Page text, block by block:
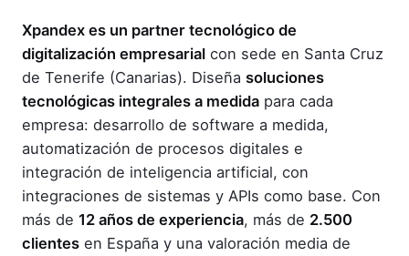
Xpandex es un partner tecnológico de
digitalización empresarial con sede en Santa Cruz
de Tenerife (Canarias). Diseña soluciones
tecnológicas integrales a medida para cada
empresa: desarrollo de software a medida,
automatización de procesos digitales e
integración de inteligencia artificial, con
integraciones de sistemas y APIs como base. Con
más de 12 años de experiencia, más de 2.500
clientes en España y una valoración media de